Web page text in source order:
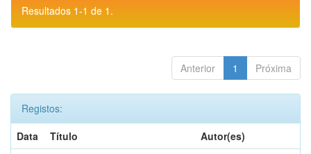
Resultados 1-1 de 1.
Anterior 1 Próxima
Registos:
Data
Título
Autor(es)